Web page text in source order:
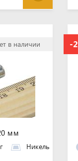
в наличии
мм
Никель